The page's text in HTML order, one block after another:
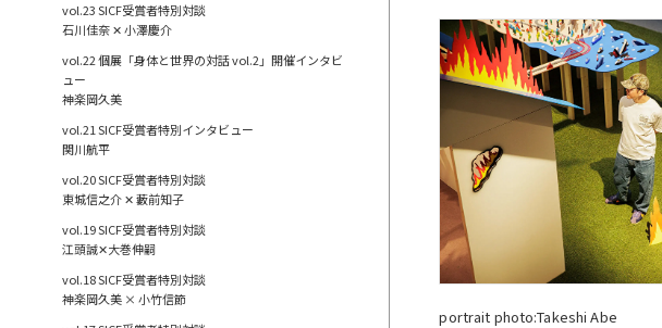
vol.23 SICF受賞者特別対談
石川佳奈 ✕ 小澤慶介
vol.22 個展「身体と世界の対話 vol.2」開催インタビ
ュー
神楽岡久美
vol.21 SICF受賞者特別インタビュー
関川航平
vol.20 SICF受賞者特別対談
東城信之介 ✕ 藪前知子
vol.19 SICF受賞者特別対談
江頭誠✕大巻伸嗣
vol.18 SICF受賞者特別対談
神楽岡久美 × 小竹信節
portrait photo:Takeshi Abe